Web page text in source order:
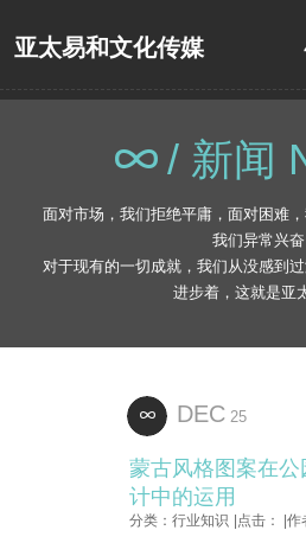
亚太易和文化传媒
/ 新闻
面对市场，我们拒绝平庸，面对困难
我们异常兴奋
对于现有的一切成就，我们从没感到
进步着，这就是亚
DEC 25
蒙古风格图案在公
计中的运用
分类：行业知识 |点击： |